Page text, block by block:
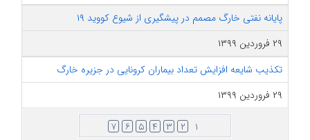
پایانه نفتی خارگ مصمم در پیشگیری از شیوع کووید ۱۹
۲۹ فروردین ۱۳۹۹
تکذیب شایعه افزایش تعداد بیماران کرونایی در جزیره خارگ
۲۹ فروردین ۱۳۹۹
۱ ۲ ۳ ۴ ۵ ۶ ۷